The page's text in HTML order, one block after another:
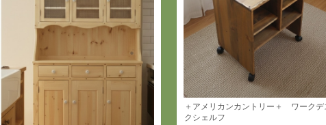
＋アメリカンカントリー＋ ワークデ
クシェルフ